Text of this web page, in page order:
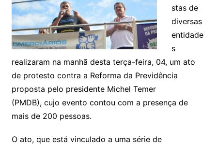
stas de
diversas
entidade
s
realizaram na manhã desta terça-feira, 04, um ato
de protesto contra a Reforma da Previdência
proposta pelo presidente Michel Temer
(PMDB), cujo evento contou com a presença de
mais de 200 pessoas.
O ato, que está vinculado a uma série de